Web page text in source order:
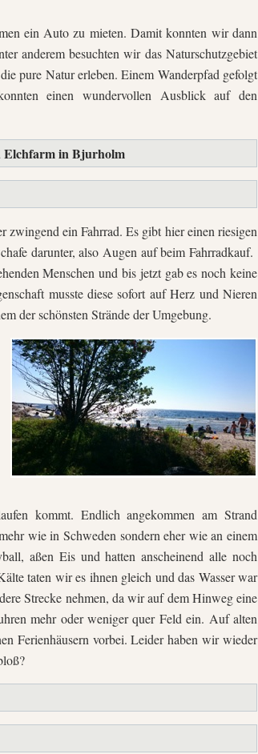
ein Auto zu mieten. Damit konnten wir dann
anderem besuchten wir das Naturschutzgebiet
pure Natur erleben. Einem Wanderpfad gefolgt
einen wundervollen Ausblick auf den
Elchfarm in Bjurholm
zwingend ein Fahrrad. Es gibt hier einen riesigen
darunter, also Augen auf beim Fahrradkauf.
Menschen und bis jetzt gab es noch keine
musste diese sofort auf Herz und Nieren
der schönsten Strände der Umgebung.
kommt. Endlich angekommen am Strand
wie in Schweden sondern eher wie an einem
aßen Eis und hatten anscheinend alle noch
taten wir es ihnen gleich und das Wasser war
Strecke nehmen, da wir auf dem Hinweg eine
mehr oder weniger quer Feld ein. Auf alten
Ferienhäusern vorbei. Leider haben wir wieder